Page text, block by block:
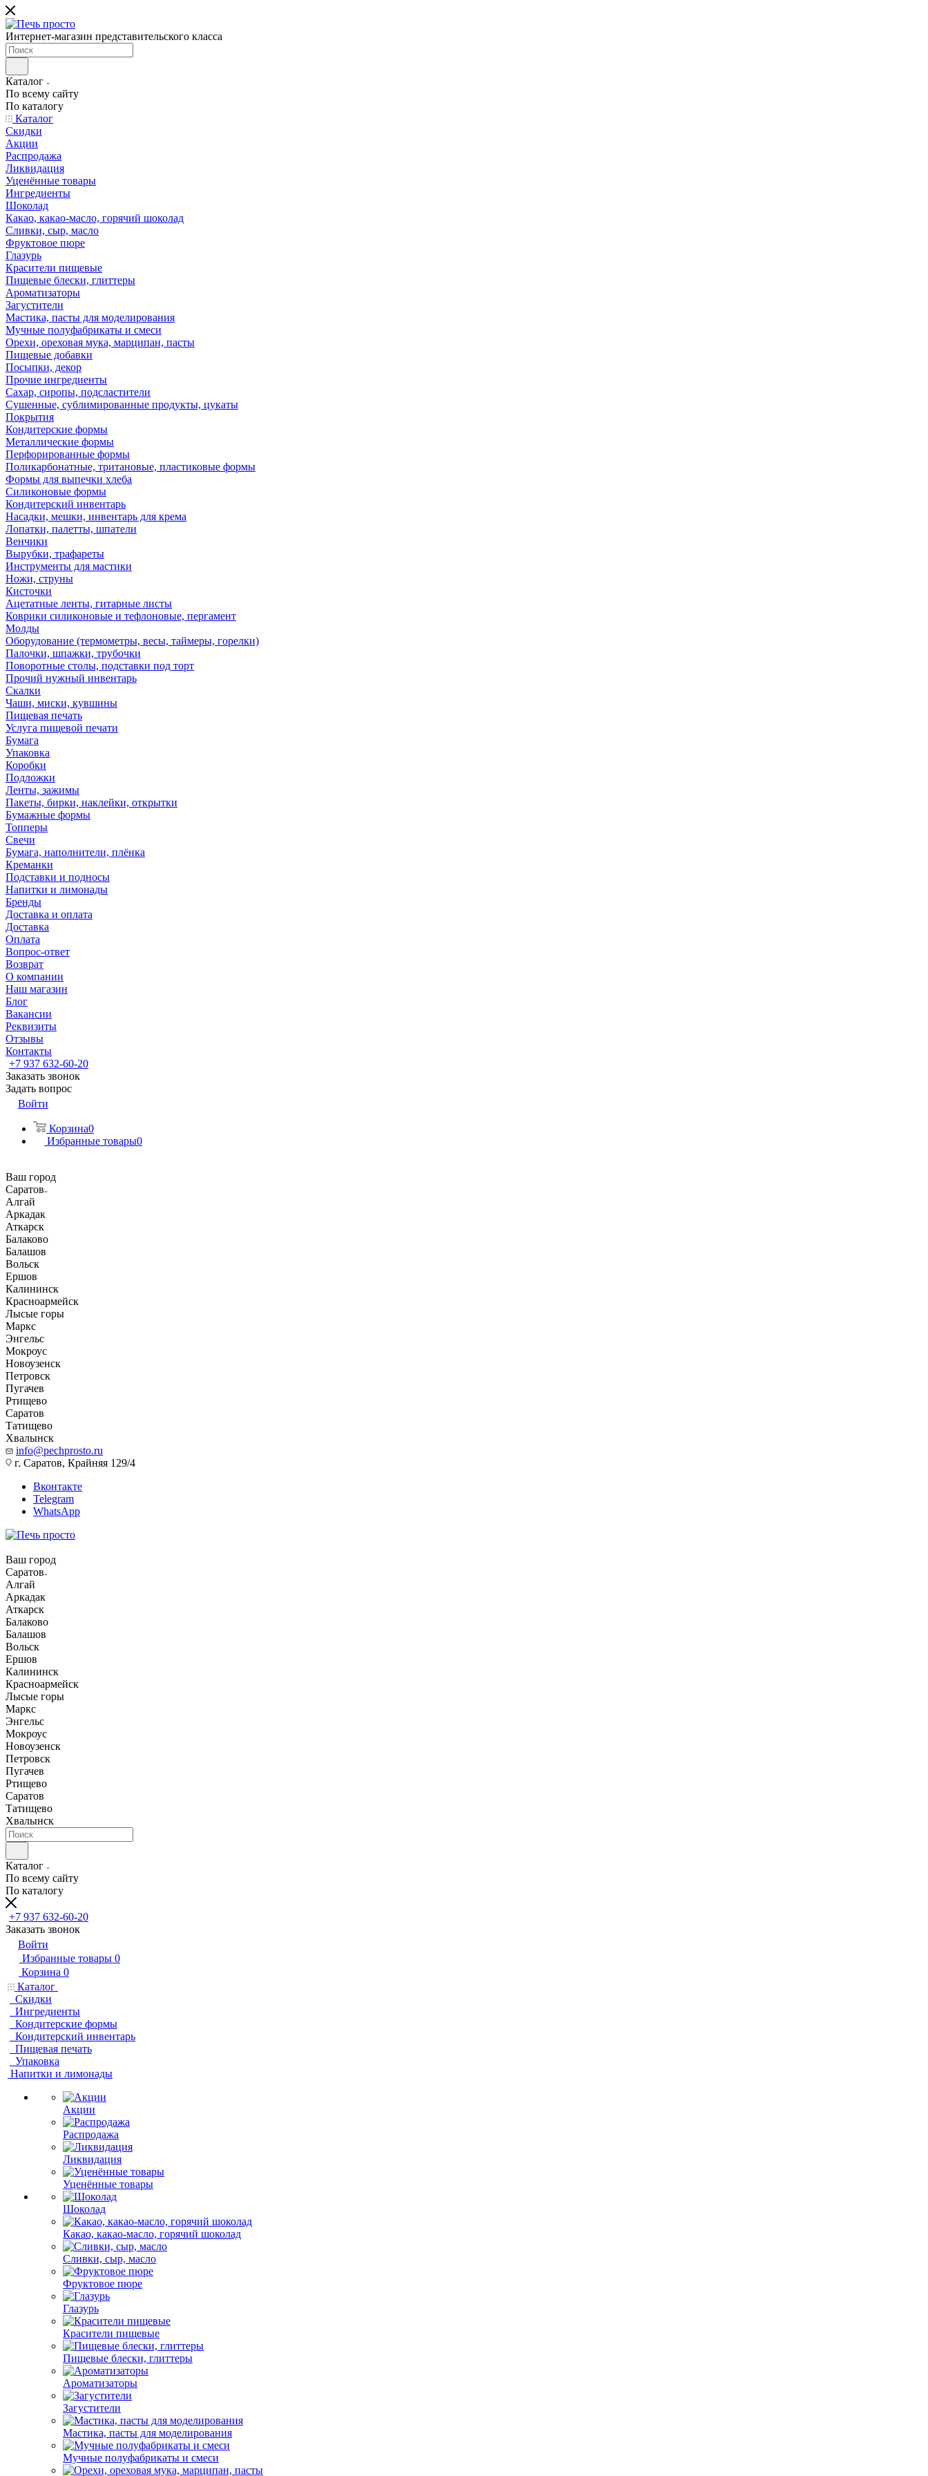
Интернет-магазин представительского класса
Каталог
По всему сайту
По каталогу
Каталог
Скидки
Акции
Распродажа
Ликвидация
Уценённые товары
Ингредиенты
Шоколад
Какао, какао-масло, горячий шоколад
Сливки, сыр, масло
Фруктовое пюре
Глазурь
Красители пищевые
Пищевые блески, глиттеры
Ароматизаторы
Загустители
Мастика, пасты для моделирования
Мучные полуфабрикаты и смеси
Орехи, ореховая мука, марципан, пасты
Пищевые добавки
Посыпки, декор
Прочие ингредиенты
Сахар, сиропы, подсластители
Сушенные, сублимированные продукты, цукаты
Покрытия
Кондитерские формы
Металлические формы
Перфорированные формы
Поликарбонатные, тритановые, пластиковые формы
Формы для выпечки хлеба
Силиконовые формы
Кондитерский инвентарь
Насадки, мешки, инвентарь для крема
Лопатки, палетты, шпатели
Венчики
Вырубки, трафареты
Инструменты для мастики
Ножи, струны
Кисточки
Ацетатные ленты, гитарные листы
Коврики силиконовые и тефлоновые, пергамент
Молды
Оборудование (термометры, весы, таймеры, горелки)
Палочки, шпажки, трубочки
Поворотные столы, подставки под торт
Прочий нужный инвентарь
Скалки
Чаши, миски, кувшины
Пищевая печать
Услуга пищевой печати
Бумага
Упаковка
Коробки
Подложки
Ленты, зажимы
Пакеты, бирки, наклейки, открытки
Бумажные формы
Топперы
Свечи
Бумага, наполнители, плёнка
Креманки
Подставки и подносы
Напитки и лимонады
Бренды
Доставка и оплата
Доставка
Оплата
Вопрос-ответ
Возврат
О компании
Наш магазин
Блог
Вакансии
Реквизиты
Отзывы
Контакты
+7 937 632-60-20
Заказать звонок
Задать вопрос
Войти
Корзина0
Избранные товары0
Ваш город
Саратов
Алгай
Аркадак
Аткарск
Балаково
Балашов
Вольск
Ершов
Калининск
Красноармейск
Лысые горы
Маркс
Энгельс
Мокроус
Новоузенск
Петровск
Пугачев
Ртищево
Саратов
Татищево
Хвалынск
info@pechprosto.ru
г. Саратов, Крайняя 129/4
Вконтакте
Telegram
WhatsApp
Ваш город
Саратов
Алгай
Аркадак
Аткарск
Балаково
Балашов
Вольск
Ершов
Калининск
Красноармейск
Лысые горы
Маркс
Энгельс
Мокроус
Новоузенск
Петровск
Пугачев
Ртищево
Саратов
Татищево
Хвалынск
Каталог
По всему сайту
По каталогу
+7 937 632-60-20
Заказать звонок
Войти
Избранные товары 0
Корзина 0
Каталог
Скидки
Ингредиенты
Кондитерские формы
Кондитерский инвентарь
Пищевая печать
Упаковка
Напитки и лимонады
Акции
Распродажа
Ликвидация
Уценённые товары
Шоколад
Какао, какао-масло, горячий шоколад
Сливки, сыр, масло
Фруктовое пюре
Глазурь
Красители пищевые
Пищевые блески, глиттеры
Ароматизаторы
Загустители
Мастика, пасты для моделирования
Мучные полуфабрикаты и смеси